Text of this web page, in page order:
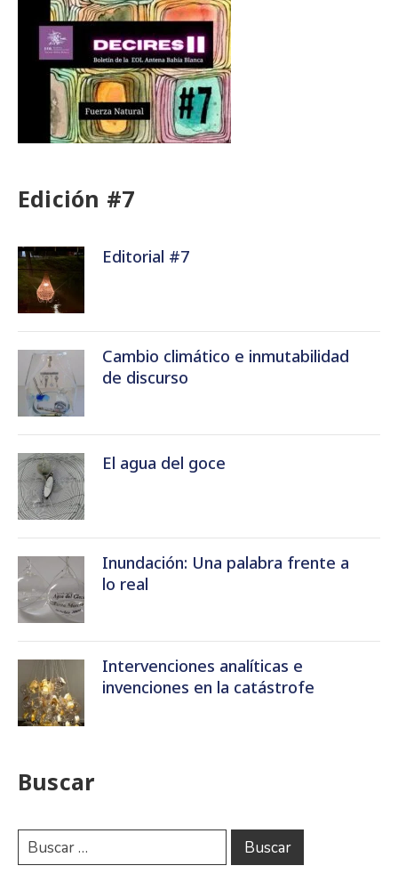
Edición #7
Editorial #7
Cambio climático e inmutabilidad
de discurso
El agua del goce
Inundación: Una palabra frente a
lo real
Intervenciones analíticas e
invenciones en la catástrofe
Buscar